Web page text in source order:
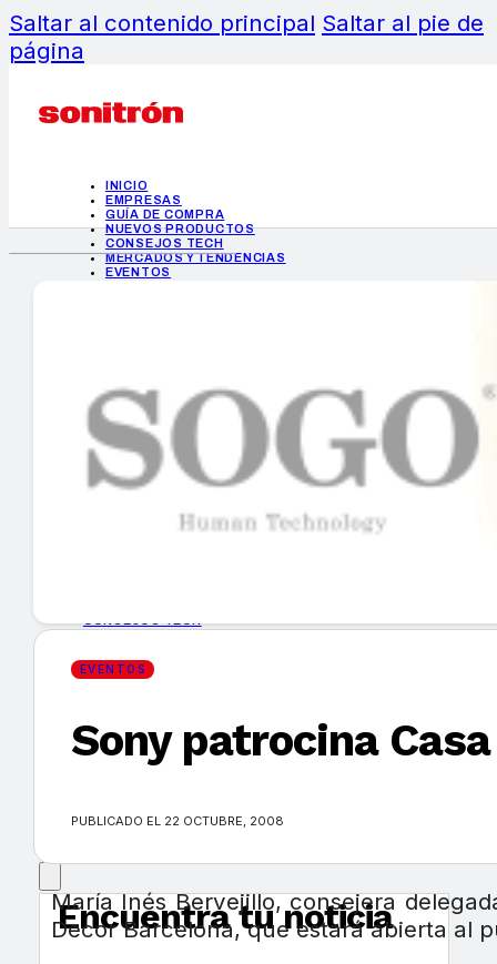
Saltar al contenido principal Saltar al pie de
página
INICIO
EMPRESAS
GUÍA DE COMPRA
NUEVOS PRODUCTOS
CONSEJOS TECH
MERCADOS Y TENDENCIAS
EVENTOS
INICIO
EMPRESAS
GUÍA DE COMPRA
MERCADOS Y TENDENCIAS
Encuentra tu noticia
EVENTOS
Sony patrocina
PUBLICADO EL 22 OCTUBRE, 2008
María Inés Bervejillo, consejera
Decor Barcelona, que estará abierta al